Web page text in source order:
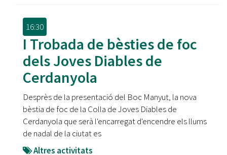
16:30
I Trobada de bèsties de foc
dels Joves Diables de
Cerdanyola
Desprès de la presentació del Boc Manyut, la nova
bèstia de foc de la Colla de Joves Diables de
Cerdanyola que serà l'encarregat d'encendre els llums
de nadal de la ciutat es
Altres activitats